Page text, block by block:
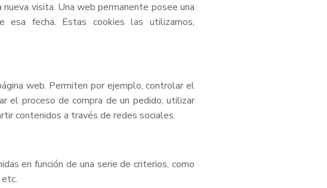
visita. Una web permanente posee una
esa fecha. Estas cookies las utilizamos,
web. Permiten por ejemplo, controlar el
el proceso de compra de un pedido, utilizar
contenidos a través de redes sociales.
en función de una serie de criterios, como